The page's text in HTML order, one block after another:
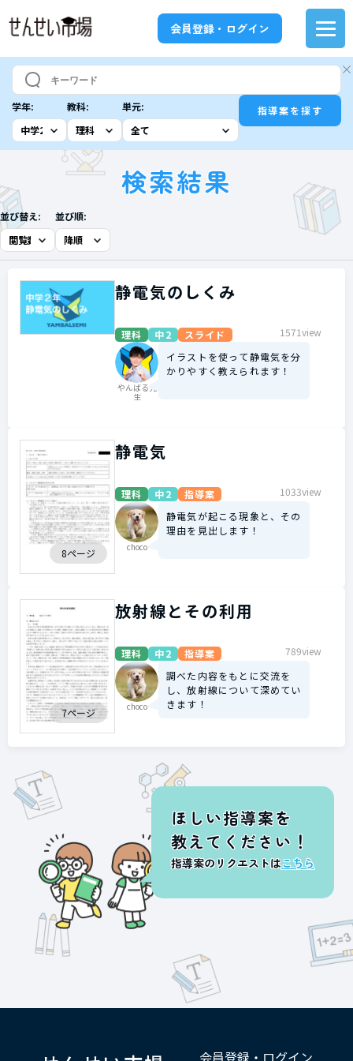
会員登録・ログイン
学年: 教科: 単元: 指導案を探す
検索結果
並び替え: 並び順:
静電気のしくみ
理科 中2 スライド 1571view
やんばる先
生
イラストを使って静電気を分
かりやすく教えられます！
8ページ
静電気
理科 中2 指導案 1033view
choco
静電気が起こる現象と、その
理由を見出します！
7ページ
放射線とその利用
理科 中2 指導案 789view
choco
調べた内容をもとに交流を
し、放射線について深めてい
きます！
ほしい指導案を
教えてください！
指導案のリクエストはこちら
会員登録・ログイン